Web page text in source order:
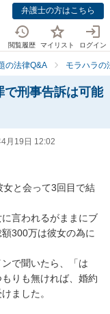
弁護士の方はこちら
閲覧履歴 マイリスト ログイン
の法律Q&A モラハラの
で刑事告訴は可能
月19日 12:02
と会って3回目で結
言われるがままにブ
300万は彼女の為に
で聞いたら、「は
りも無ければ、婚約
ました。